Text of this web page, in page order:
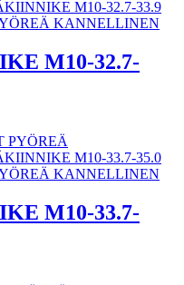
KANNELLINEN
M10-32.7-
KANNELLINEN
M10-33.7-